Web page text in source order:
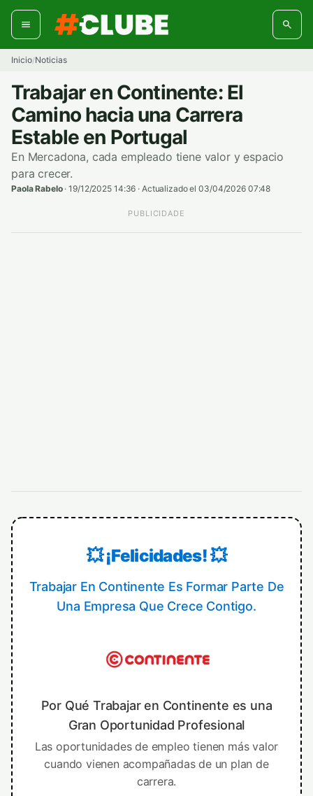
contenido
Inicio/Noticias
Trabajar en Continente: El
Camino hacia una Carrera
Estable en Portugal
En Mercadona, cada empleado tiene valor y espacio
para crecer.
Paola Rabelo·19/12/2025 14:36 · Actualizado el 03/04/2026 07:48
PUBLICIDADE
💥 ¡Felicidades! 💥
Trabajar En Continente Es Formar Parte De
Una Empresa Que Crece Contigo.
Por Qué Trabajar en Continente es una
Gran Oportunidad Profesional
Las oportunidades de empleo tienen más valor
cuando vienen acompañadas de un plan de
carrera.